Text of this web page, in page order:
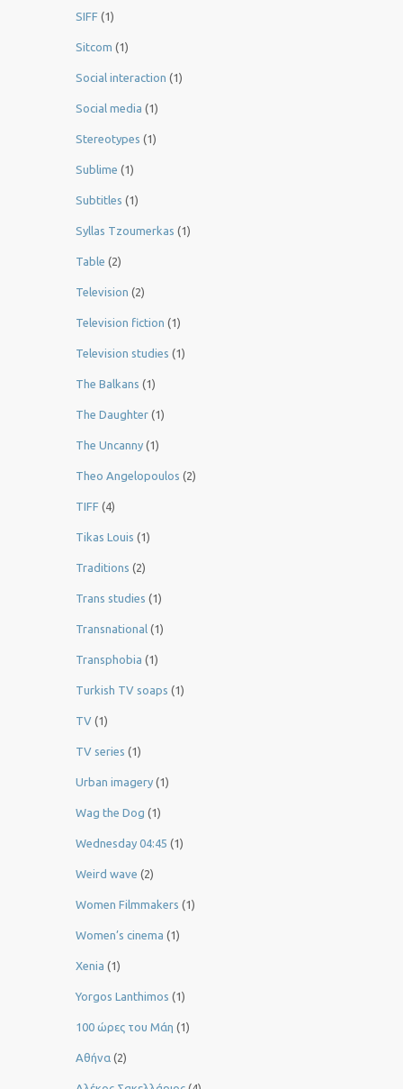
SIFF (1)
Sitcom (1)
Social interaction (1)
Social media (1)
Stereotypes (1)
Sublime (1)
Subtitles (1)
Syllas Tzoumerkas (1)
Table (2)
Television (2)
Television fiction (1)
Television studies (1)
The Balkans (1)
The Daughter (1)
The Uncanny (1)
Theo Angelopoulos (2)
TIFF (4)
Tikas Louis (1)
Traditions (2)
Trans studies (1)
Transnational (1)
Transphobia (1)
Turkish TV soaps (1)
TV (1)
TV series (1)
Urban imagery (1)
Wag the Dog (1)
Wednesday 04:45 (1)
Weird wave (2)
Women Filmmakers (1)
Women’s cinema (1)
Xenia (1)
Yorgos Lanthimos (1)
100 ώρες του Μάη (1)
Αθήνα (2)